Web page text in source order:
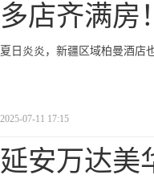
多店齐满房
夏日炎炎，新疆区域柏曼酒店
2025-07-11 17:15
延安万达美